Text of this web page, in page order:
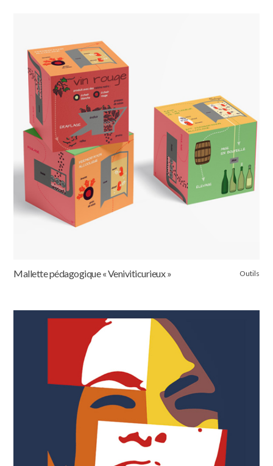
Mallette pédagogique « Veniviticurieux » Outils